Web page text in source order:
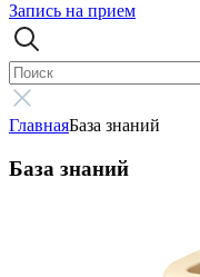
Запись на прием
ГлавнаяБаза знаний
База знаний